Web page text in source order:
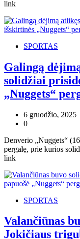
link
SPORTAS
Galingą
solidžiai
„Nuggets“
6 gruodžio, 2025
0
Denverio „Nuggets“
pergalę, prie kurios
link
SPORTAS
Valančiūnas
Jokičiaus